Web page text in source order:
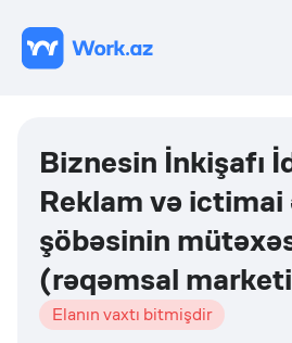
Biznesin İnkişafı
Reklam və ictimai
şöbəsinin
(rəqəmsal
Elanın vaxtı bitmişdir